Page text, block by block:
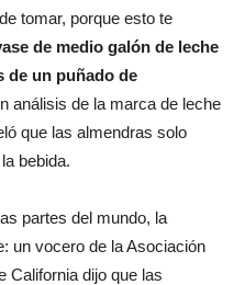
tomar, porque esto te
de medio galón de leche
de un puñado de
análisis de la marca de leche
que las almendras solo
bebida.
partes del mundo, la
un vocero de la Asociación
California dijo que las